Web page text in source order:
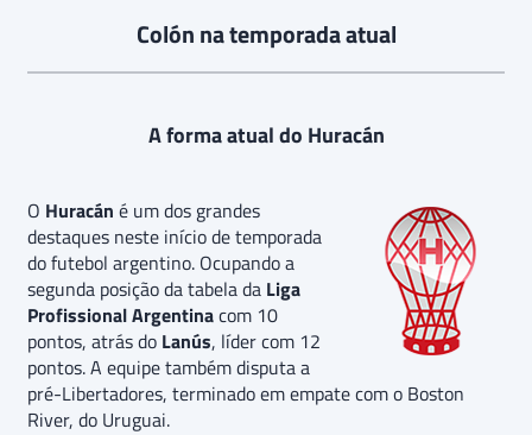
Colón na temporada atual
A forma atual do Huracán
O Huracán é um dos grandes
destaques neste início de temporada
do futebol argentino. Ocupando a
segunda posição da tabela da Liga
Profissional Argentinacom 10
pontos, atrás do Lanús, líder com 12
pontos. A equipe também disputa a
pré-Libertadores, terminado em empate com o Boston
River, do Uruguai.